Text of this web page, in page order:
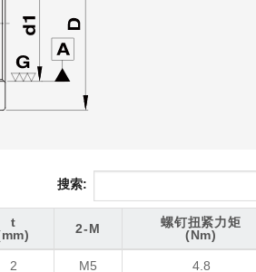
搜索:
t
2-M
螺钉扭紧力矩
(Nm)
(mm)
(Nm)
2 M5 4.8